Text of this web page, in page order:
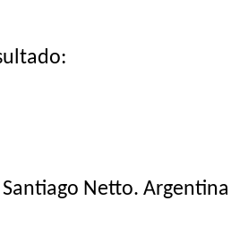
Netto. Argentina